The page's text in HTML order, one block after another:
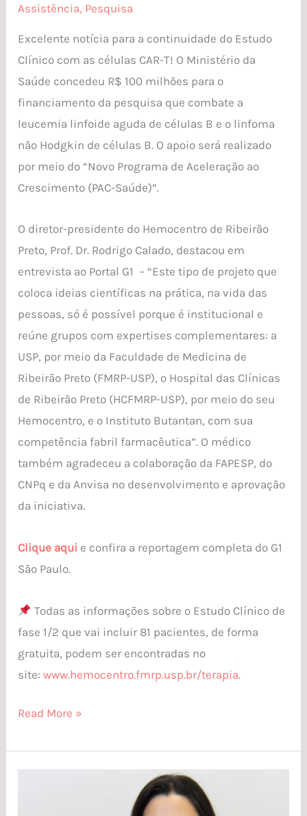
Assistência, Pesquisa
Excelente notícia para a continuidade do Estudo
Clínico com as células CAR-T! O Ministério da
Saúde concedeu R$ 100 milhões para o
financiamento da pesquisa que combate a
leucemia linfoide aguda de células B e o linfoma
não Hodgkin de células B. O apoio será realizado
por meio do “Novo Programa de Aceleração ao
Crescimento (PAC-Saúde)”.
O diretor-presidente do Hemocentro de Ribeirão
Preto, Prof. Dr. Rodrigo Calado, destacou em
entrevista ao Portal G1 – “Este tipo de projeto que
coloca ideias científicas na prática, na vida das
pessoas, só é possível porque é institucional e
reúne grupos com expertises complementares: a
USP, por meio da Faculdade de Medicina de
Ribeirão Preto (FMRP-USP), o Hospital das Clínicas
de Ribeirão Preto (HCFMRP-USP), por meio do seu
Hemocentro, e o Instituto Butantan, com sua
competência fabril farmacêutica”. O médico
também agradeceu a colaboração da FAPESP, do
CNPq e da Anvisa no desenvolvimento e aprovação
da iniciativa.
Clique aqui e confira a reportagem completa do G1
São Paulo.
Todas as informações sobre o Estudo Clínico de
fase 1/2 que vai incluir 81 pacientes, de forma
gratuita, podem ser encontradas no
site:www.hemocentro.fmrp.usp.br/terapia.
Read More »